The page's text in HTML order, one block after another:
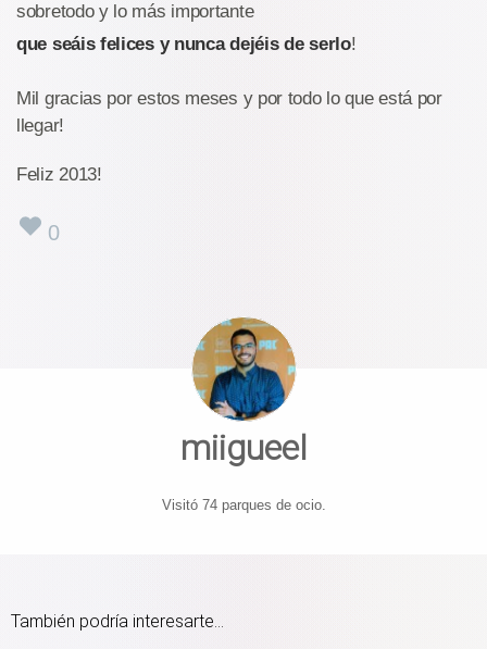
sobretodo y lo más importante
que seáis felices y nunca dejéis de serlo!
Mil gracias por estos meses y por todo lo que está por
llegar!
Feliz 2013!
0
miigueel
Visitó 74 parques de ocio.
También podría interesarte...